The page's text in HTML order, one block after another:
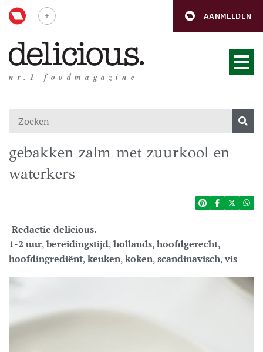
AANMELDEN
nr.1 foodmagazine
gebakken zalm met zuurkool en
waterkers
Redactie delicious.
1-2 uur,bereidingstijd,hollands,hoofdgerecht,
hoofdingrediënt,keuken,koken,scandinavisch,vis